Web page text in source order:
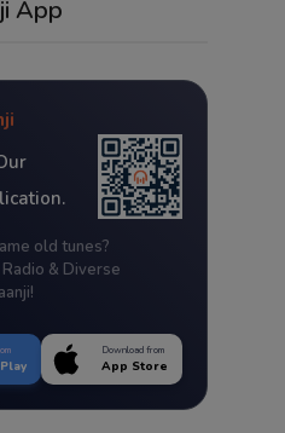
App
old tunes?
& Diverse
Download from
App Store